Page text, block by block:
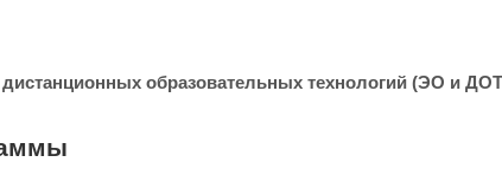
образовательных технологий (ЭО и